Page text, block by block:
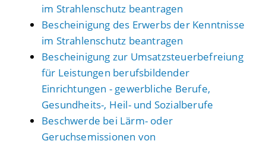
im Strahlenschutz beantragen
Bescheinigung des Erwerbs der Kenntnisse
im Strahlenschutz beantragen
Bescheinigung zur Umsatzsteuerbefreiung
für Leistungen berufsbildender
Einrichtungen - gewerbliche Berufe,
Gesundheits-, Heil- und Sozialberufe
Beschwerde bei Lärm- oder
Geruchsemissionen von